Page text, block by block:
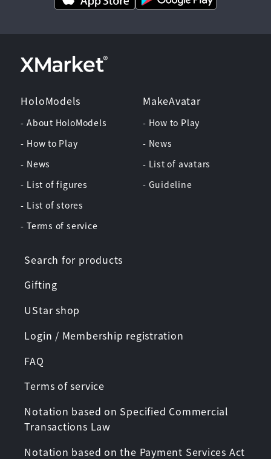
HoloModels
- About HoloModels
- How to Play
- News
- List of figures
- List of stores
- Terms of service
MakeAvatar
- How to Play
- News
- List of avatars
- Guideline
Search for products
Gifting
UStar shop
Login / Membership registration
FAQ
Terms of service
Notation based on Specified Commercial
Transactions Law
Notation based on the Payment Services Act